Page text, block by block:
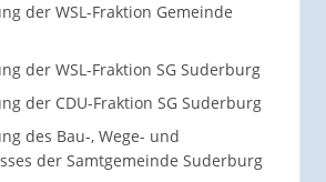
der WSL-Fraktion Gemeinde
der WSL-Fraktion SG Suderburg
der CDU-Fraktion SG Suderburg
des Bau-, Wege- und
der Samtgemeinde Suderburg